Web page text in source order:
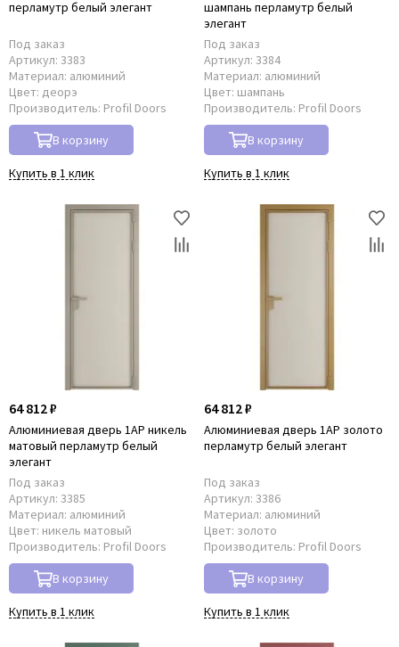
перламутр белый элегант
Под заказ
Артикул: 3383
Материал: алюминий
Цвет: деорэ
Производитель: Profil Doors
В корзину
Купить в 1 клик
шампань перламутр белый
элегант
Под заказ
Артикул: 3384
Материал: алюминий
Цвет: шампань
Производитель: Profil Doors
В корзину
Купить в 1 клик
64 812 ₽
Алюминиевая дверь 1AP никель
матовый перламутр белый
элегант
Под заказ
Артикул: 3385
Материал: алюминий
Цвет: никель матовый
Производитель: Profil Doors
В корзину
Купить в 1 клик
64 812 ₽
Алюминиевая дверь 1AP золото
перламутр белый элегант
Под заказ
Артикул: 3386
Материал: алюминий
Цвет: золото
Производитель: Profil Doors
В корзину
Купить в 1 клик